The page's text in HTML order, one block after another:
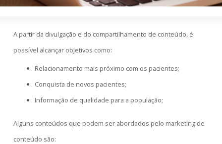
A partir da divulgação e do compartilhamento de conteúdo, é
possível alcançar objetivos como:
Relacionamento mais próximo com os pacientes;
Conquista de novos pacientes;
Informação de qualidade para a população;
Alguns conteúdos que podem ser abordados pelo marketing de
conteúdo são: